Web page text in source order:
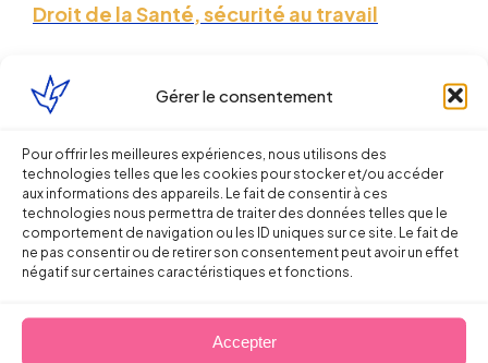
Gérer le consentement
Pour offrir les meilleures expériences, nous utilisons des
technologies telles que les cookies pour stocker et/ou accéder
aux informations des appareils. Le fait de consentir à ces
technologies nous permettra de traiter des données telles que le
comportement de navigation ou les ID uniques sur ce site. Le fait de
ne pas consentir ou de retirer son consentement peut avoir un effet
négatif sur certaines caractéristiques et fonctions.
Accepter
Droit de la Santé, sécurité au travail
L’expert du CHSCT peut analyser un
risque grave, mais celui-ci doit au
reposer sur des éléments objectifs
Jean-bernard MICHEL
24 novembre 2014